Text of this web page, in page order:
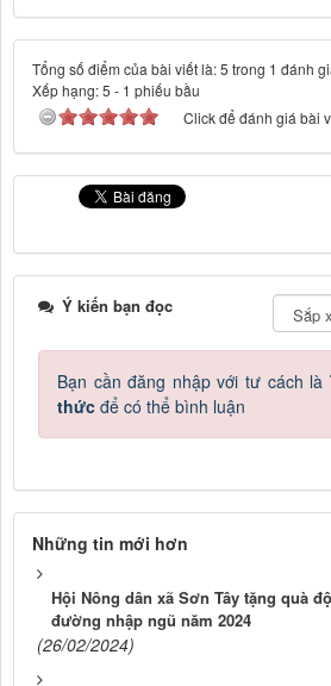
Tổng số điểm của bài viết là: 5 trong 1 đánh
Xếp hạng:5 - 1 phiếu bầu
Click để đánh giá bài
Ý kiến bạn đọc
Bạn cần đăng nhập với tư cách là
thức để có thể bình luận
Những tin mới hơn
Hội Nông dân xã Sơn Tây tặng quà
đường nhập ngũ năm 2024
(26/02/2024)